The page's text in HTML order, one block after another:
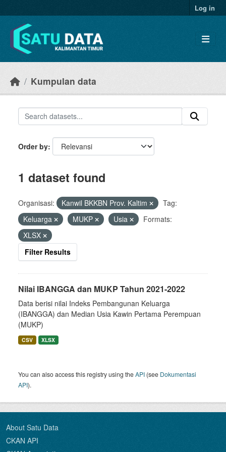
Log in
Kumpulan data
Order by
1 dataset found
Organisasi: Kanwil BKKBN Prov. Kaltim
Tag:
Keluarga
MUKP Usia
Formats:
XLSX
Filter Results
Nilai IBANGGA dan MUKP Tahun 2021-2022
Data berisi nilai Indeks Pembangunan Keluarga
(IBANGGA) dan Median Usia Kawin Pertama Perempuan
(MUKP)
CSV XLSX
You can also access this registry using theAPI (see Dokumentasi
API).
About Satu Data
CKAN API